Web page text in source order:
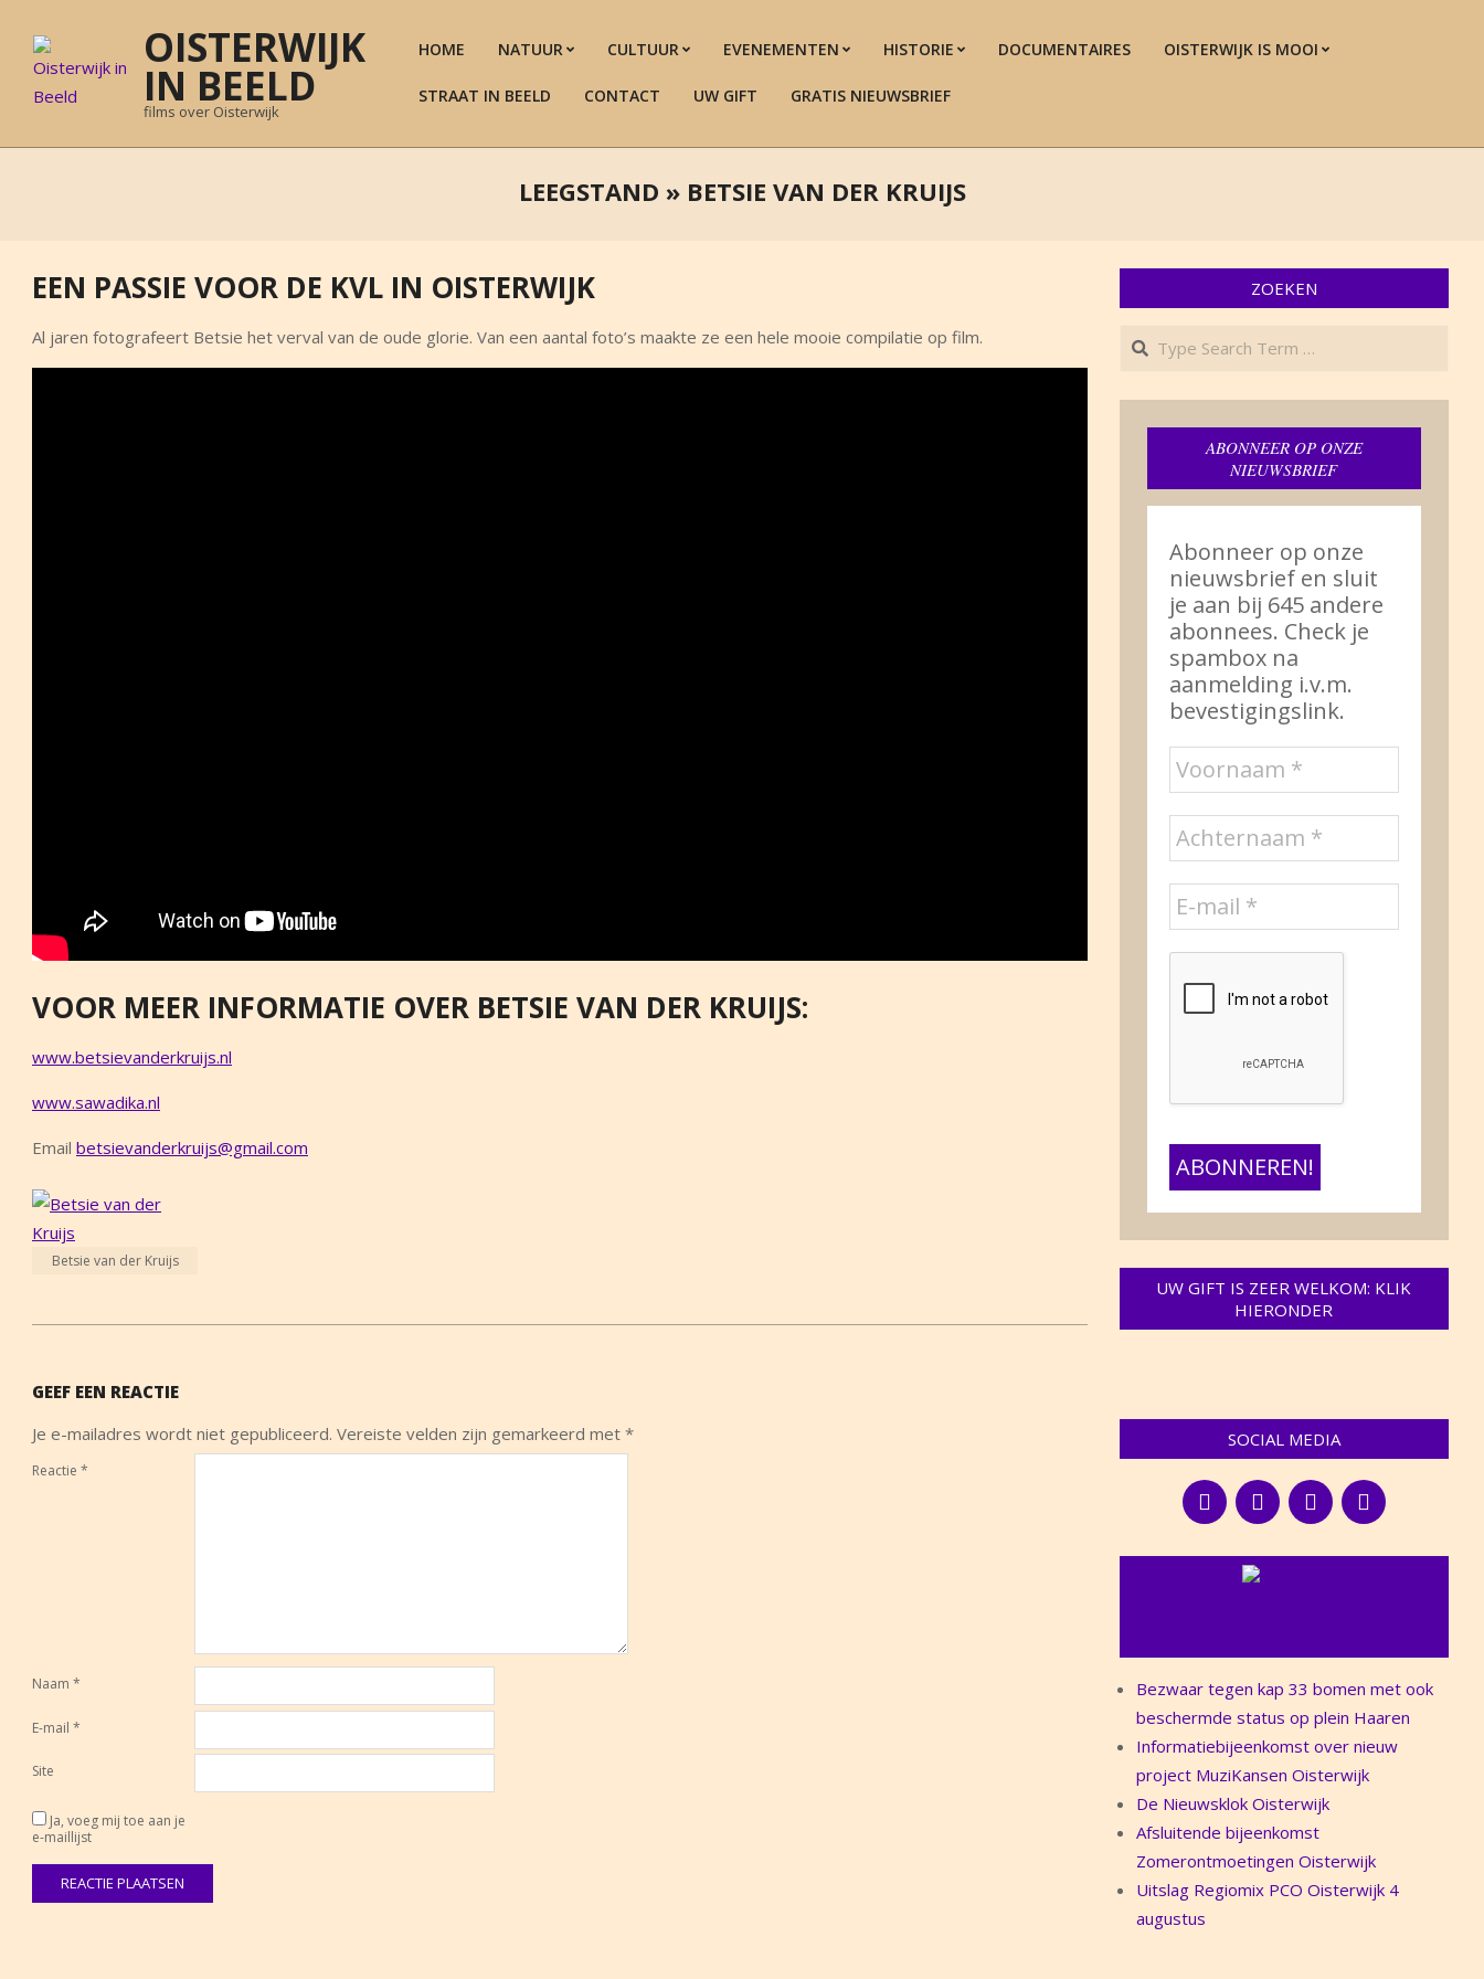
content
OISTERWIJK
IN BEELD
films over Oisterwijk
HOME NATUUR CULTUUR EVENEMENTEN HISTORIE DOCUMENTAIRES OISTERWIJK IS MOOI
STRAAT IN BEELD CONTACT UW GIFT GRATIS NIEUWSBRIEF
LEEGSTAND » BETSIE VAN DER KRUIJS
EEN PASSIE VOOR DE KVL IN OISTERWIJK
Al jaren fotografeert Betsie het verval van de oude glorie. Van een aantal foto’s maakte ze een hele mooie compilatie op film.
VOOR MEER INFORMATIE OVER BETSIE VAN DER KRUIJS:
www.betsievanderkruijs.nl
www.sawadika.nl
Email betsievanderkruijs@gmail.com
Betsie van der Kruijs
09
GEEF EEN REACTIE
Je e-mailadres wordt niet gepubliceerd. Vereiste velden zijn gemarkeerd met *
Reactie *
Naam *
E-mail *
Site
Ja, voeg mij toe aan je
e-maillijst
ZOEKEN
Search
ABONNEER OP ONZE
NIEUWSBRIEF
Abonneer op onze
nieuwsbrief en sluit
je aan bij 645 andere
abonnees. Check je
spambox na
aanmelding i.v.m.
bevestigingslink.
UW GIFT IS ZEER WELKOM: KLIK
HIERONDER
SOCIAL MEDIA
Bezwaar tegen kap 33 bomen met ook
beschermde status op plein Haaren
Informatiebijeenkomst over nieuw
project MuziKansen Oisterwijk
De Nieuwsklok Oisterwijk
Afsluitende bijeenkomst
Zomerontmoetingen Oisterwijk
Uitslag Regiomix PCO Oisterwijk 4
augustus